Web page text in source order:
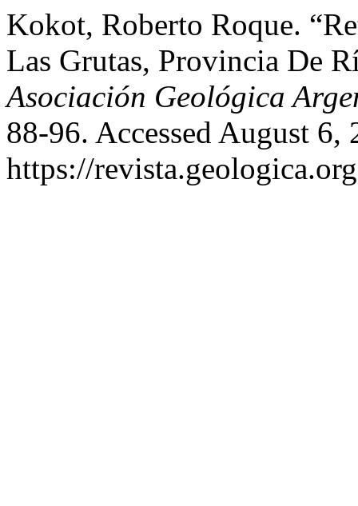
Kokot, Roberto Roque.
Las Grutas, Provincia De
Asociación Geológica
88-96. Accessed August 6,
https://